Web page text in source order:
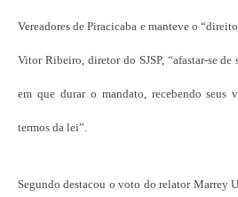
Vereadores de Piracicaba e manteve o
Vitor Ribeiro, diretor do SJSP, “afastar-se de
em que durar o mandato, recebendo seus
termos da lei”.
Segundo destacou o voto do relator Marrey